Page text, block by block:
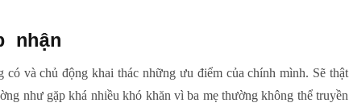
nhận
và chủ động khai thác những ưu điểm của chính mình. Sẽ thật
như gặp khá nhiều khó khăn vì ba mẹ thường không thể truyền